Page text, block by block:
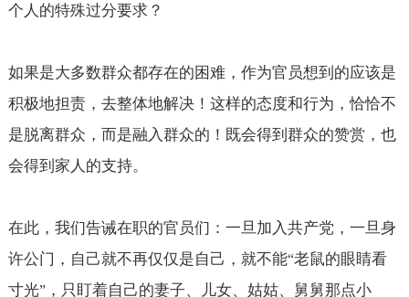
个人的特殊过分要求？
如果是大多数群众都存在的困难，作为官员想到的应该是
积极地担责，去整体地解决！这样的态度和行为，恰恰不
是脱离群众，而是融入群众的！既会得到群众的赞赏，也
会得到家人的支持。
在此，我们告诫在职的官员们：一旦加入共产党，一旦身
许公门，自己就不再仅仅是自己，就不能“老鼠的眼睛看
寸光”，只盯着自己的妻子、儿女、姑姑、舅舅那点小